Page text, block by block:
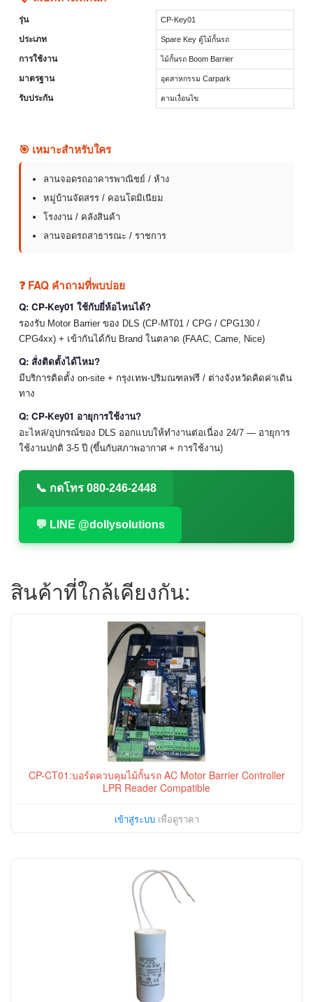
รุ่น CP-Key01
ประเภท Spare Key ตู้ไม้กั้นรถ
การใช้งาน ไม้กั้นรถ Boom Barrier
มาตรฐาน อุตสาหกรรม Carpark
รับประกัน ตามเงื่อนไข
🎯 เหมาะสำหรับใคร
ลานจอดรถอาคารพาณิชย์ / ห้าง
หมู่บ้านจัดสรร / คอนโดมิเนียม
โรงงาน / คลังสินค้า
ลานจอดรถสาธารณะ / ราชการ
❓ FAQ คำถามที่พบบ่อย
Q: CP-Key01 ใช้กับยี่ห้อไหนได้?
รองรับ Motor Barrier ของ DLS (CP-MT01 / CPG / CPG130 /
CPG4xx) + เข้ากันได้กับ Brand ในตลาด (FAAC, Came, Nice)
Q: สั่งติดตั้งได้ไหม?
มีบริการติดตั้ง on-site + กรุงเทพ-ปริมณฑลฟรี / ต่างจังหวัดคิดค่าเดิน
ทาง
Q: CP-Key01 อายุการใช้งาน?
อะไหล่/อุปกรณ์ของ DLS ออกแบบให้ทำงานต่อเนื่อง 24/7 — อายุการ
ใช้งานปกติ 3-5 ปี (ขึ้นกับสภาพอากาศ + การใช้งาน)
📞 กดโทร 080-246-2448
💬 LINE @dollysolutions
สินค้าที่ใกล้เคียงกัน:
CP-CT01:บอร์ดควบคุมไม้กั้นรถ AC Motor Barrier Controller
LPR Reader Compatible
เข้าสู่ระบบเพื่อดูราคา